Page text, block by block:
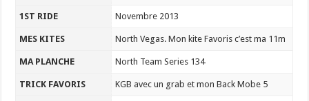
1ST RIDE Novembre 2013
MES KITES North Vegas. Mon kite Favoris c’est ma 11m
MA PLANCHE North Team Series 134
TRICK FAVORIS KGB avec un grab et mon Back Mobe 5